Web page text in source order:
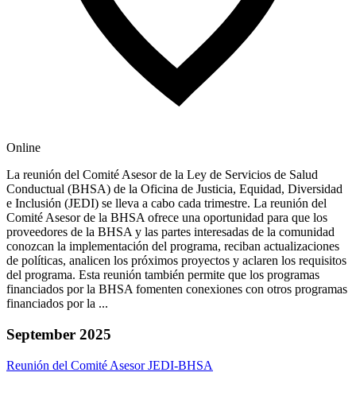
Online
La reunión del Comité Asesor de la Ley de Servicios de Salud
Conductual (BHSA) de la Oficina de Justicia, Equidad, Diversidad
e Inclusión (JEDI) se lleva a cabo cada trimestre. La reunión del
Comité Asesor de la BHSA ofrece una oportunidad para que los
proveedores de la BHSA y las partes interesadas de la comunidad
conozcan la implementación del programa, reciban actualizaciones
de políticas, analicen los próximos proyectos y aclaren los requisitos
del programa. Esta reunión también permite que los programas
financiados por la BHSA fomenten conexiones con otros programas
financiados por la ...
September 2025
Reunión del Comité Asesor JEDI-BHSA